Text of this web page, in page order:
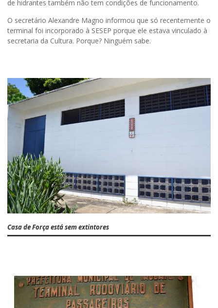
de hidrantes também não tem condições de funcionamento.
O secretário Alexandre Magno informou que só recentemente o
terminal foi incorporado à SESEP porque ele estava vinculado à
secretaria da Cultura. Porque? Ninguém sabe.
Casa de Força está sem extintores